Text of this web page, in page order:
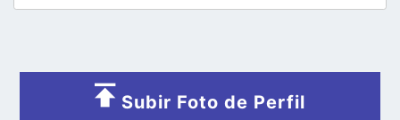
Subir Foto de Perfil